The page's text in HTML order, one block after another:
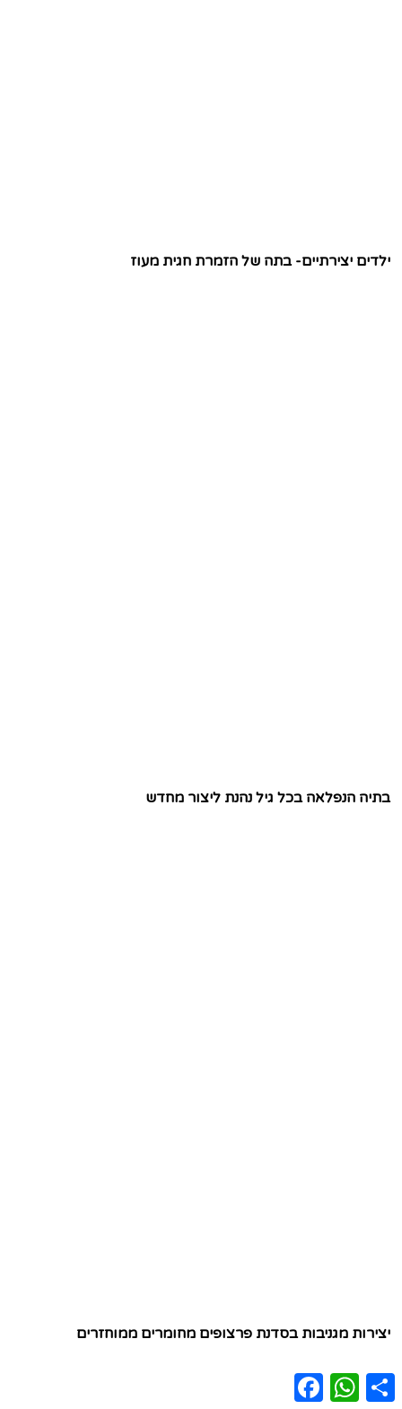
ילדים יצירתיים- בתה של הזמרת חגית מעוז
בתיה הנפלאה בכל גיל נהנת ליצור מחדש
יצירות מגניבות בסדנת פרצופים מחומרים ממוחזרים
FacebookWhatsAppShare